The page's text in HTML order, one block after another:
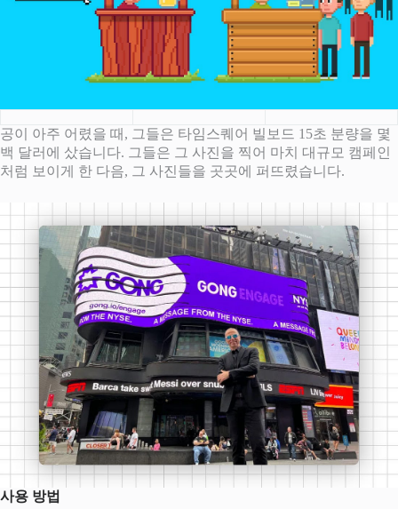
공이 아주 어렸을 때, 그들은 타임스퀘어 빌보드 15초 분량을 몇
백 달러에 샀습니다. 그들은 그 사진을 찍어 마치 대규모 캠페인
처럼 보이게 한 다음, 그 사진들을 곳곳에 퍼뜨렸습니다.
사용 방법